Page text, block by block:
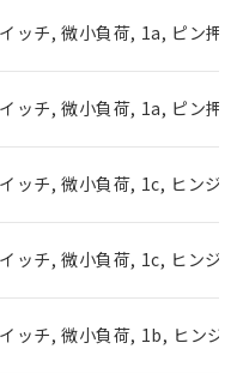
ッチ, 微小負荷, 1a, ピン押
ッチ, 微小負荷, 1a, ピン押
ッチ, 微小負荷, 1c, ヒンジ
ッチ, 微小負荷, 1c, ヒンジ
ッチ, 微小負荷, 1b, ヒンジ
ないが在庫あり
のお取引先、ま
オムロン制御
ものであり、閲
お客様担当のオ
・当社販売員に
店や当社販売拠
ーク
」をご確認
格結果を当社の
に漏洩または開